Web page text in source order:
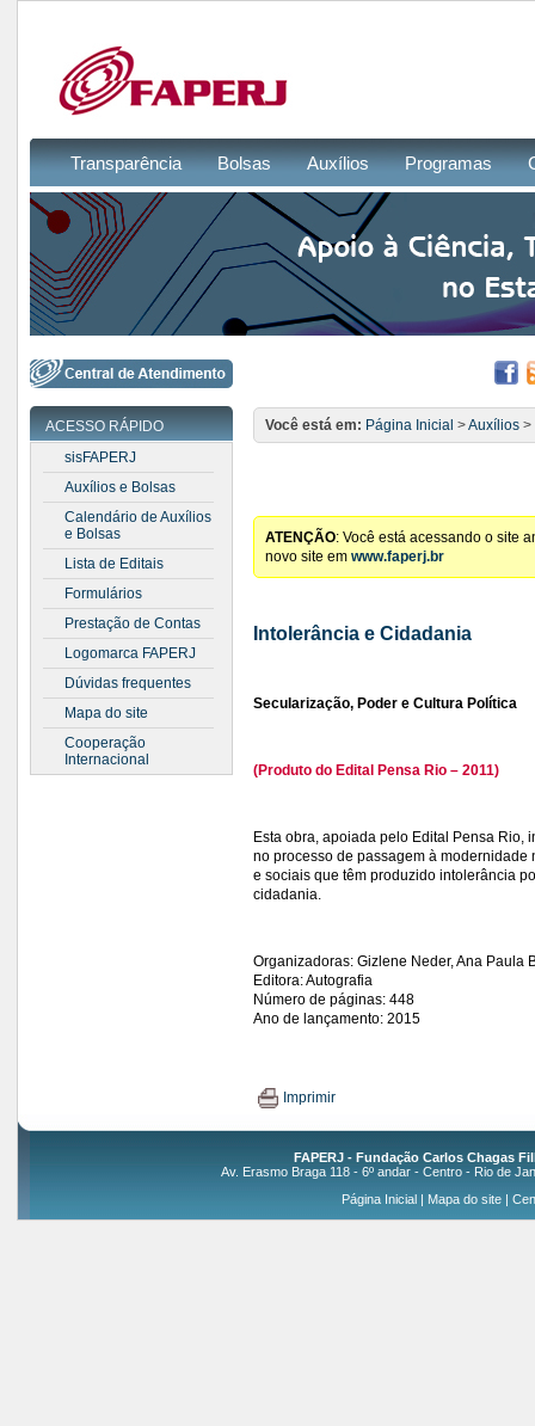
Transparência Bolsas Auxílios Programas
ACESSO RÁPIDO
sisFAPERJ
Auxílios e Bolsas
Calendário de Auxílios
e Bolsas
Lista de Editais
Formulários
Prestação de Contas
Logomarca FAPERJ
Dúvidas frequentes
Mapa do site
Cooperação
Internacional
Você está em: Página Inicial >Auxílios >
ATENÇÃO: Você está acessando o site
novo site em www.faperj.br
Intolerância e Cidadania
Secularização, Poder e Cultura Política
(Produto do Edital Pensa Rio – 2011)
Esta obra, apoiada pelo Edital Pensa Rio,
no processo de passagem à
e sociais que têm produzido intolerância
cidadania.
Organizadoras: Gizlene Neder, Ana Paula
Editora: Autografia
Número de páginas: 448
Ano de lançamento: 2015
Imprimir
FAPERJ - Fundação Carlos Chagas
Av. Erasmo Braga 118 - 6º andar - Centro - Rio de
Página Inicial| Mapa do site|